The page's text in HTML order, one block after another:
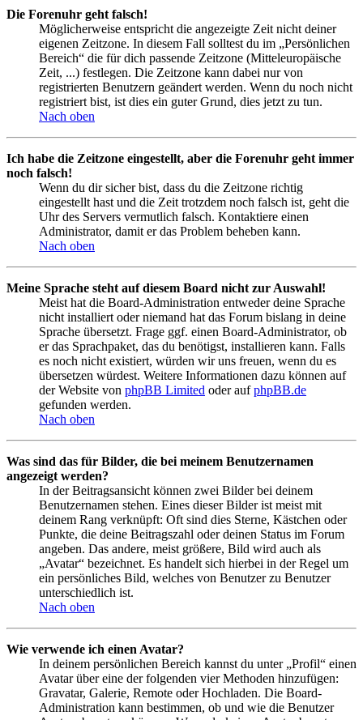
Die Forenuhr geht falsch!
Möglicherweise entspricht die angezeigte Zeit nicht deiner
eigenen Zeitzone. In diesem Fall solltest du im „Persönlichen
Bereich“ die für dich passende Zeitzone (Mitteleuropäische
Zeit, ...) festlegen. Die Zeitzone kann dabei nur von
registrierten Benutzern geändert werden. Wenn du noch nicht
registriert bist, ist dies ein guter Grund, dies jetzt zu tun.
Nach oben
Ich habe die Zeitzone eingestellt, aber die Forenuhr geht immer
noch falsch!
Wenn du dir sicher bist, dass du die Zeitzone richtig
eingestellt hast und die Zeit trotzdem noch falsch ist, geht die
Uhr des Servers vermutlich falsch. Kontaktiere einen
Administrator, damit er das Problem beheben kann.
Nach oben
Meine Sprache steht auf diesem Board nicht zur Auswahl!
Meist hat die Board-Administration entweder deine Sprache
nicht installiert oder niemand hat das Forum bislang in deine
Sprache übersetzt. Frage ggf. einen Board-Administrator, ob
er das Sprachpaket, das du benötigst, installieren kann. Falls
es noch nicht existiert, würden wir uns freuen, wenn du es
übersetzen würdest. Weitere Informationen dazu können auf
der Website von phpBB Limited oder aufphpBB.de
gefunden werden.
Nach oben
Was sind das für Bilder, die bei meinem Benutzernamen
angezeigt werden?
In der Beitragsansicht können zwei Bilder bei deinem
Benutzernamen stehen. Eines dieser Bilder ist meist mit
deinem Rang verknüpft: Oft sind dies Sterne, Kästchen oder
Punkte, die deine Beitragszahl oder deinen Status im Forum
angeben. Das andere, meist größere, Bild wird auch als
„Avatar“ bezeichnet. Es handelt sich hierbei in der Regel um
ein persönliches Bild, welches von Benutzer zu Benutzer
unterschiedlich ist.
Nach oben
Wie verwende ich einen Avatar?
In deinem persönlichen Bereich kannst du unter „Profil“ einen
Avatar über eine der folgenden vier Methoden hinzufügen:
Gravatar, Galerie, Remote oder Hochladen. Die Board-
Administration kann bestimmen, ob und wie die Benutzer